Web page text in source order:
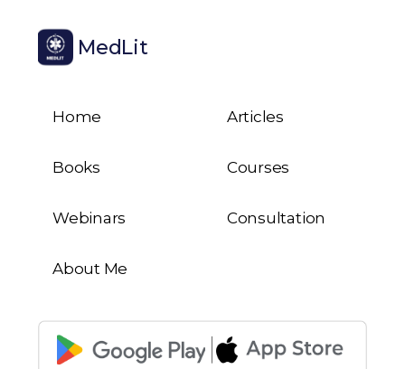
MedLit
Home Articles
Books Courses
Webinars Consultation
About Me